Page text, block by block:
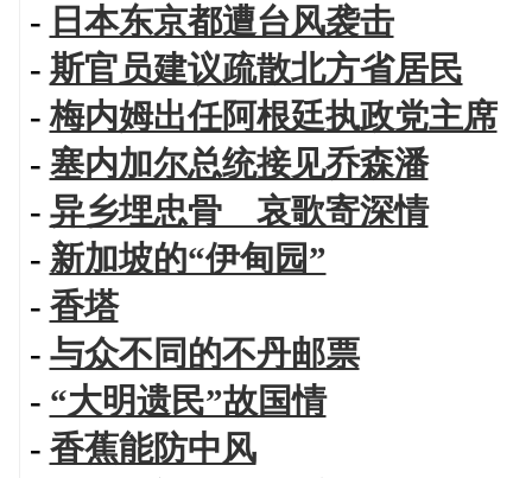
- 日本东京都遭台风袭击
- 斯官员建议疏散北方省居民
-梅内姆出任阿根廷执政党主席
- 塞内加尔总统接见乔森潘
- 异乡埋忠骨 哀歌寄深情
- 新加坡的“伊甸园”
- 香塔
- 与众不同的不丹邮票
- “大明遗民”故国情
- 香蕉能防中风